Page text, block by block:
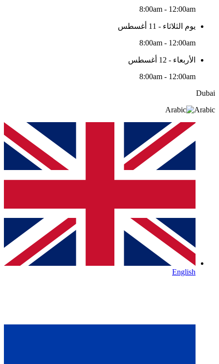
8:00am - 12:00am
يوم الثلاثاء - 11 أغسطس
8:00am - 12:00am
الأربعاء - 12 أغسطس
8:00am - 12:00am
Dubai
Arabic
English